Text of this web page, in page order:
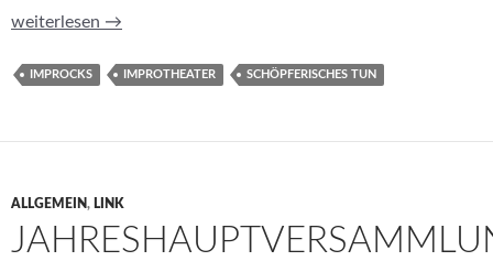
Improcks – ein unterhaltsamer Improtheater-Abend
weiterlesen →
IMPROCKS IMPROTHEATER SCHÖPFERISCHES TUN
ALLGEMEIN, LINK